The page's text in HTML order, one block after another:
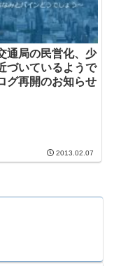
通局の民営化、少
づいているようで
グ再開のお知らせ
2013.02.07